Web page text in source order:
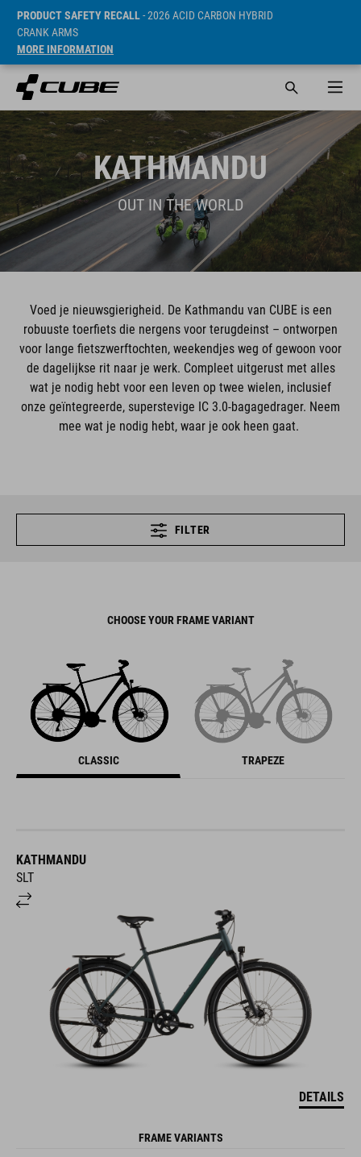
PRODUCT SAFETY RECALL- 2026 ACID CARBON HYBRID
CRANK ARMS
MORE INFORMATION
KATHMANDU
OUT IN THE WORLD
Voed je nieuwsgierigheid. De Kathmandu van CUBE is een
robuuste toerfiets die nergens voor terugdeinst – ontworpen
voor lange fietszwerftochten, weekendjes weg of gewoon voor
de dagelijkse rit naar je werk. Compleet uitgerust met alles
wat je nodig hebt voor een leven op twee wielen, inclusief
onze geïntegreerde, superstevige IC 3.0-bagagedrager. Neem
mee wat je nodig hebt, waar je ook heen gaat.
FILTER
CHOOSE YOUR FRAME VARIANT
CLASSIC TRAPEZE
KATHMANDU
SLT
DETAILS
FRAME VARIANTS